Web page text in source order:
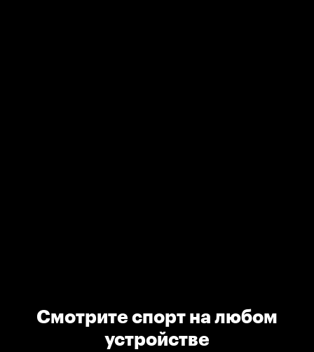
Смотрите спорт на любом
устройстве